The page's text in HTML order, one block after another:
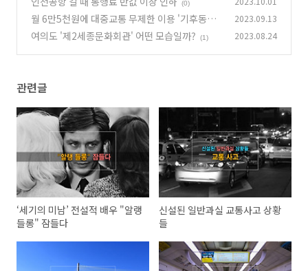
(0)
월 6만5천원에 대중교통 무제한 이용 '기후동행
카드' 나온다
(1)
2023.09.13
여의도 '제2세종문화회관' 어떤 모습일까? (1) 2023.08.24
관련글
‘세기의 미남’ 전설적 배우 "알랭
들롱" 잠들다
신설된 일반과실 교통사고 상황
들